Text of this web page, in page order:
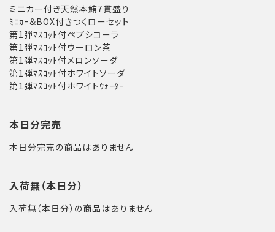
ミニカー付き天然本鮪7貫盛り
ﾐﾆｶｰ＆BOX付きつくローセット
第1弾ﾏｽｺｯﾄ付ペプシコーラ
第1弾ﾏｽｺｯﾄ付ウーロン茶
第1弾ﾏｽｺｯﾄ付メロンソーダ
第1弾ﾏｽｺｯﾄ付ホワイトソーダ
第1弾ﾏｽｺｯﾄ付ホワイトｳｫｰﾀｰ
本日分完売
本日分完売の商品はありません
入荷無（本日分）
入荷無（本日分）の商品はありません